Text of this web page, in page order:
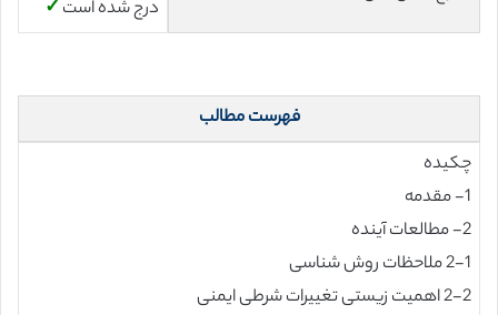
درج شده است ✓
فهرست مطالب
چکیده
1- مقدمه
2- مطالعات آینده
2-1 ملاحظات روش شناسی
2-2 اهمیت زیستی تغییرات شرطی ایمنی